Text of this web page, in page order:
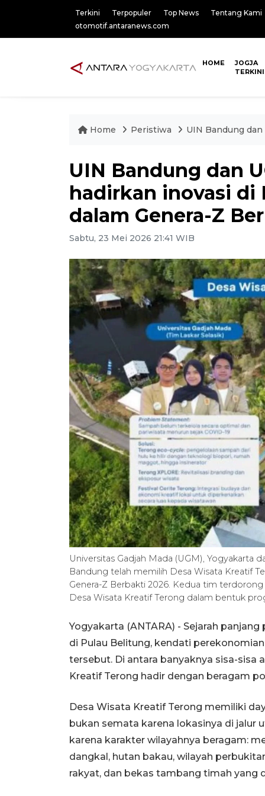
Terkini Terpopuler Top News
Tentang Kami
otomotif.antaranews.com
HOME
JOGJA
TERKINI
Home Peristiwa UIN Bandung
UIN Bandung dan
hadirkan inovasi di
dalam Genera-Z
Sabtu, 23 Mei 2026 21:41 WIB
Universitas Gadjah Mada (UGM), Yogyakarta
Bandung telah memilih Desa Wisata Kreatif
Genera-Z Berbakti 2026. Kedua tim
Desa Wisata Kreatif Terong dalam bentuk
Yogyakarta (ANTARA) - Sejarah
di Pulau Belitung, kendati
tersebut. Di antara banyaknya sisa-
Kreatif Terong hadir dengan beragam
Desa Wisata Kreatif Terong memiliki
bukan semata karena lokasinya di jalur
karena karakter wilayahnya beragam:
dangkal, hutan bakau, wilayah
rakyat, dan bekas tambang timah yang